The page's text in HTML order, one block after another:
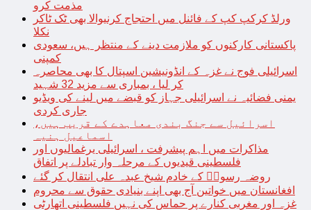
مذمت کرو
ورلڈ کرکپ کپ کے فائنل میں احتجاج کرنیوالا بھی ٹک ٹاکر
نکلا
پاکستانی کارکنوں کو ملازمت دینے کے منتظر ہیں، سعودی
کمپنی
اسرائیلی فوج نے غزہ کے انڈونیشین اسپتال کا بھی محاصرہ
کر لیا ، بمباری سے مزید 32 شہید
یمنی فضائیہ نے اسرائیلی جہاز کو قبضے میں لینے کی ویڈیو
جاری کردی
اسرائیل سے جنگ بندی معاہدے کے قریب ہیں،
اسماعیل ہنیہ
مذاکرات میں اہم پیشرفت ، اسرائیلی یرغمالیوں اور
فلسطینی قیدیوں کے مرحلہ وار تبادلے پر اتفاق
روضہ رسولؐ کے خادم شیخ عبدہ علی انتقال کر گئے
افغانستان میں خواتین آج بھی اپنے بنیادی حقوق سے محروم
غزہ اور مغربی کنارے پر حماس کی نہیں فلسطینی اتھارٹی